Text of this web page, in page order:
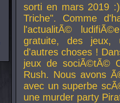
sorti en mars 2019
Triche". Comme
l'actualitÃ©
gratuite, des jeux,
d'autres choses !
jeux de sociÃ©tÃ©
Rush. Nous avons
avec un superbe
une murder party